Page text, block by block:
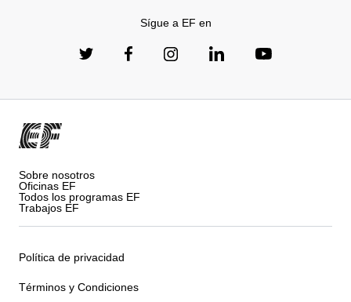
Sígue a EF en
Sobre nosotros
Oficinas EF
Todos los programas EF
Trabajos EF
Política de privacidad
Términos y Condiciones